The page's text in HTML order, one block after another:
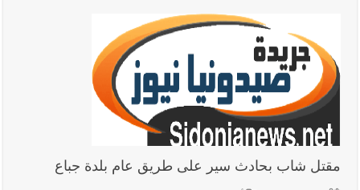
مقتل شاب بحادث سير على طريق عام بلدة جباع